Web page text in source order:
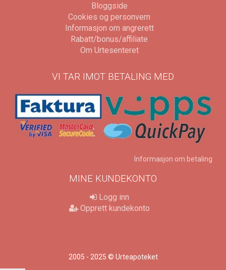
Bloggside
Cookies og personvern
Informasjon om angrerett
Rabatt/bonus/affiliate
Om Urtesenteret
VI TAR IMOT BETALING MED
Informasjon om betaling
MINE KUNDEKONTO
Logg inn
Opprett kundekonto
2005 - 2025 © Urteapoteket